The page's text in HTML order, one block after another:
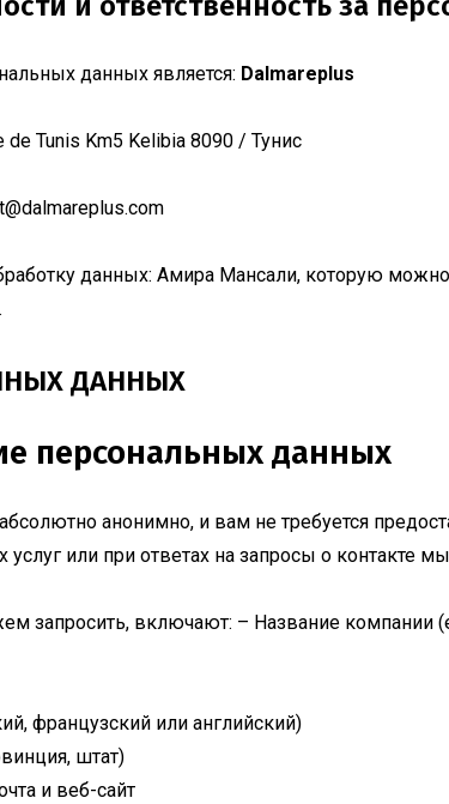
данных является: Dalmareplus
Tunis Km5 Kelibia 8090 / Тунис
данных: Амирa Мансали, которую можно
ДАННЫХ
персональных данных
анонимно, и вам не требуется
или при ответах на запросы о
запросить, включают: – Название компании
французский или английский)
штат)
и веб-сайт